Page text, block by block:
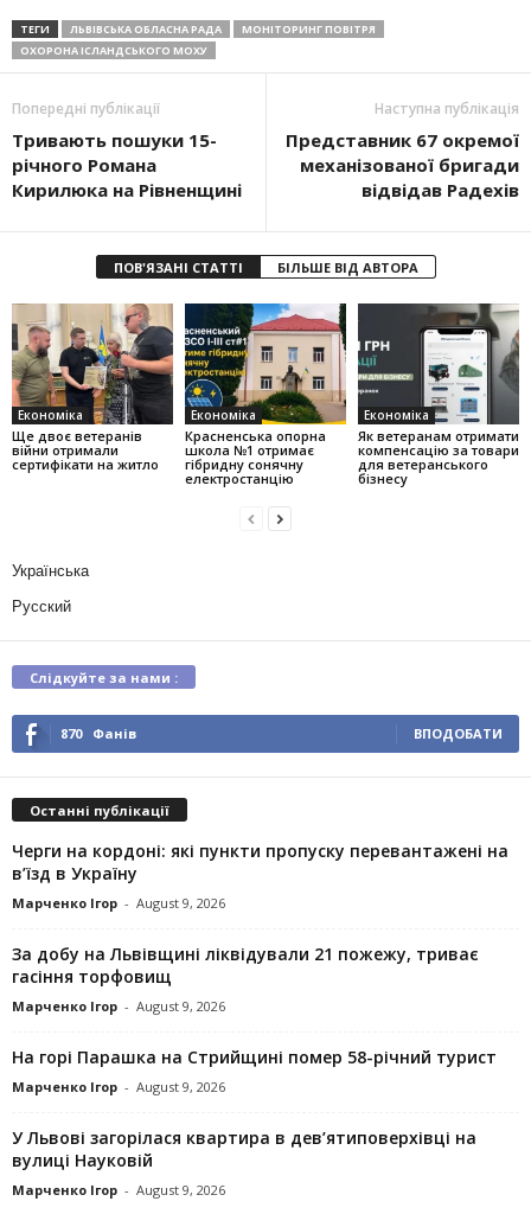
ТЕГИ ЛЬВІВСЬКА ОБЛАСНА РАДА
МОНІТОРИНГ ПОВІТРЯ
ОХОРОНА ІСЛАНДСЬКОГО МОХУ
Попередні публікації
Тривають пошуки 15-
річного Романа
Кирилюка на Рівненщині
Наступна публікація
Представник 67 окремої
механізованої бригади
відвідав Радехів
ПОВ'ЯЗАНІ СТАТТІ БІЛЬШЕ ВІД АВТОРА
Економіка
Ще двоє ветеранів
війни отримали
сертифікати на житло
Економіка
Красненська опорна
школа №1 отримає
гібридну сонячну
електростанцію
Економіка
Як ветеранам отримати
компенсацію за товари
для ветеранського
бізнесу
Українська
Русский
Слідкуйте за нами :
870 Фанів ВПОДОБАТИ
Останні публікації
Черги на кордоні: які пункти пропуску перевантажені на
в’їзд в Україну
Марченко Ігор - August 9, 2026
За добу на Львівщині ліквідували 21 пожежу, триває
гасіння торфовищ
Марченко Ігор - August 9, 2026
На горі Парашка на Стрийщині помер 58-річний турист
Марченко Ігор - August 9, 2026
У Львові загорілася квартира в дев’ятиповерхівці на
вулиці Науковій
Марченко Ігор - August 9, 2026